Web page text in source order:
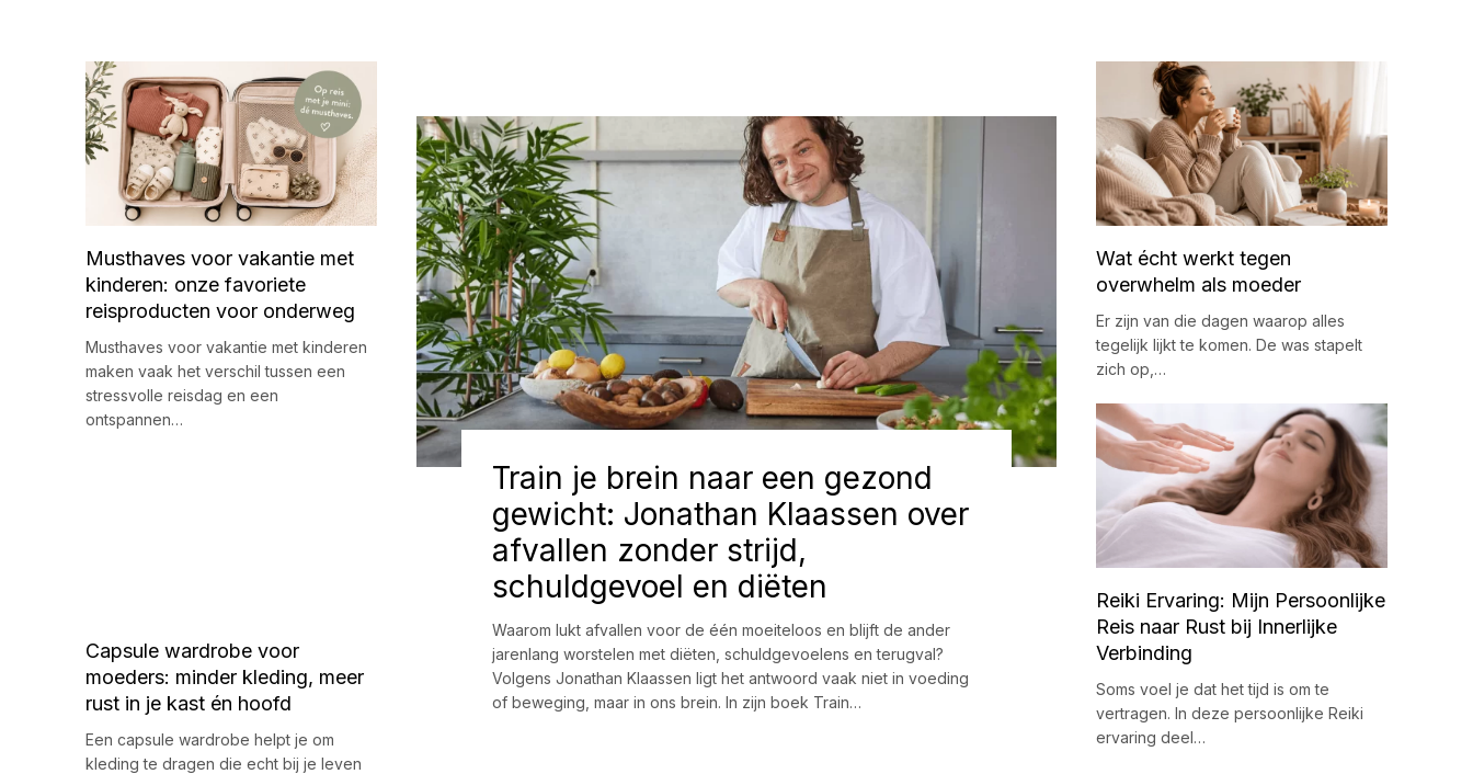
Musthaves voor vakantie met
kinderen: onze favoriete
reisproducten voor onderweg
Musthaves voor vakantie met kinderen
maken vaak het verschil tussen een
stressvolle reisdag en een
ontspannen…
Capsule wardrobe voor
moeders: minder kleding, meer
rust in je kast én hoofd
Een capsule wardrobe helpt je om
kleding te dragen die echt bij je leven
Train je brein naar een gezond
gewicht: Jonathan Klaassen over
afvallen zonder strijd,
schuldgevoel en diëten
Waarom lukt afvallen voor de één moeiteloos en blijft de ander
jarenlang worstelen met diëten, schuldgevoelens en terugval?
Volgens Jonathan Klaassen ligt het antwoord vaak niet in voeding
of beweging, maar in ons brein. In zijn boek Train…
Wat écht werkt tegen
overwhelm als moeder
Er zijn van die dagen waarop alles
tegelijk lijkt te komen. De was stapelt
zich op,…
Reiki Ervaring: Mijn Persoonlijke
Reis naar Rust bij Innerlijke
Verbinding
Soms voel je dat het tijd is om te
vertragen. In deze persoonlijke Reiki
ervaring deel…